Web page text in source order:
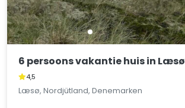
6 persoons vakantie huis in Læsø
4,5
Læsø, Nordjütland, Denemarken